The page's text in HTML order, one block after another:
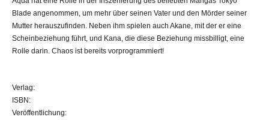
Blade angenommen, um mehr über seinen Vater und den Mörder seiner
Mutter herauszufinden. Neben ihm spielen auch Akane, mit der er eine
Scheinbeziehung führt, und Kana, die diese Beziehung missbilligt, eine
Rolle darin. Chaos ist bereits vorprogrammiert!
Verlag:
ISBN:
Veröffentlichung: